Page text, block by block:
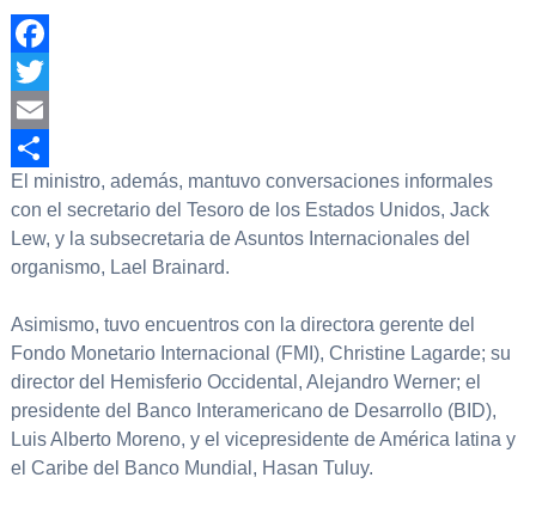
Facebook
Twitter
Email
Compartir
El ministro, además, mantuvo conversaciones informales
con el secretario del Tesoro de los Estados Unidos, Jack
Lew, y la subsecretaria de Asuntos Internacionales del
organismo, Lael Brainard.
Asimismo, tuvo encuentros con la directora gerente del
Fondo Monetario Internacional (FMI), Christine Lagarde; su
director del Hemisferio Occidental, Alejandro Werner; el
presidente del Banco Interamericano de Desarrollo (BID),
Luis Alberto Moreno, y el vicepresidente de América latina y
el Caribe del Banco Mundial, Hasan Tuluy.